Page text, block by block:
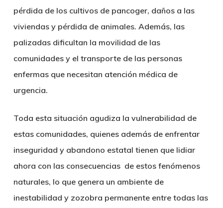
pérdida de los cultivos de pancoger, daños a las
viviendas y pérdida de animales. Además, las
palizadas dificultan la movilidad de las
comunidades y el transporte de las personas
enfermas que necesitan atención médica de
urgencia.
Toda esta situación agudiza la vulnerabilidad de
estas comunidades, quienes además de enfrentar
inseguridad y abandono estatal tienen que lidiar
ahora con las consecuencias de estos fenómenos
naturales, lo que genera un ambiente de
inestabilidad y zozobra permanente entre todas las